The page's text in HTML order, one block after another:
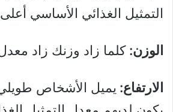
التمثيل الغذائي الأساسي
الوزن: كلما زاد وزنك زاد
الارتفاع: يميل الأشخاص